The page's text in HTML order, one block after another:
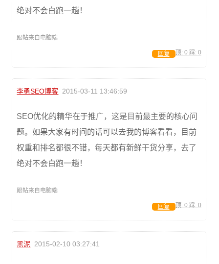
绝对不会白跑一趟！
跟帖来自电脑端
顶: 0 踩: 0
回复
李勇SEO博客 2015-03-11 13:46:59
SEO优化的精华在于推广，这是目前最主要的核心问
题。如果大家有时间的话可以去我的博客看看，目前
权重和排名都很不错，每天都有新鲜干货分享，去了
绝对不会白跑一趟！
跟帖来自电脑端
顶: 0 踩: 0
回复
黑泥 2015-02-10 03:27:41